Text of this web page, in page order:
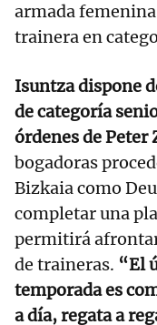
armada
trainera en
Isuntza dispone
de categoría
órdenes de Peter
bogadoras
Bizkaia como
completar una
permitirá
de traineras. “El
temporada es
a día, regata a